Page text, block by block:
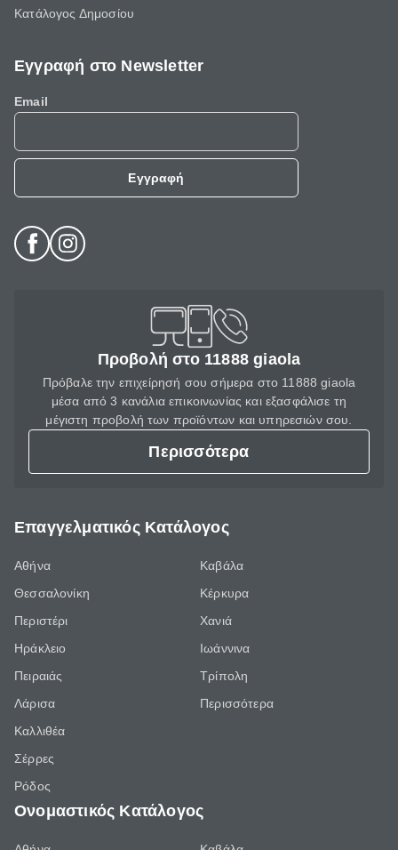
Κατάλογος Δημοσίου
Εγγραφή στο Newsletter
Email
Εγγραφή
Προβολή στο 11888 giaola
Πρόβαλε την επιχείρησή σου σήμερα στο 11888 giaola
μέσα από 3 κανάλια επικοινωνίας και εξασφάλισε τη
μέγιστη προβολή των προϊόντων και υπηρεσιών σου.
Περισσότερα
Επαγγελματικός Κατάλογος
Αθήνα
Θεσσαλονίκη
Περιστέρι
Ηράκλειο
Πειραιάς
Λάρισα
Καλλιθέα
Σέρρες
Ρόδος
Καβάλα
Κέρκυρα
Χανιά
Ιωάννινα
Τρίπολη
Περισσότερα
Ονομαστικός Κατάλογος